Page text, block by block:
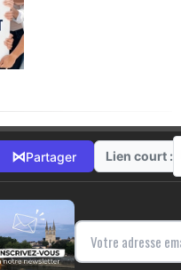
⋈Partager Lien court :